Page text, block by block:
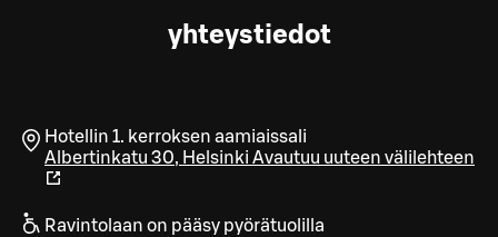
yhteystiedot
Hotellin 1. kerroksen aamiaissali
Albertinkatu 30, Helsinki Avautuu uuteen välilehteen
Ravintolaan on pääsy pyörätuolilla